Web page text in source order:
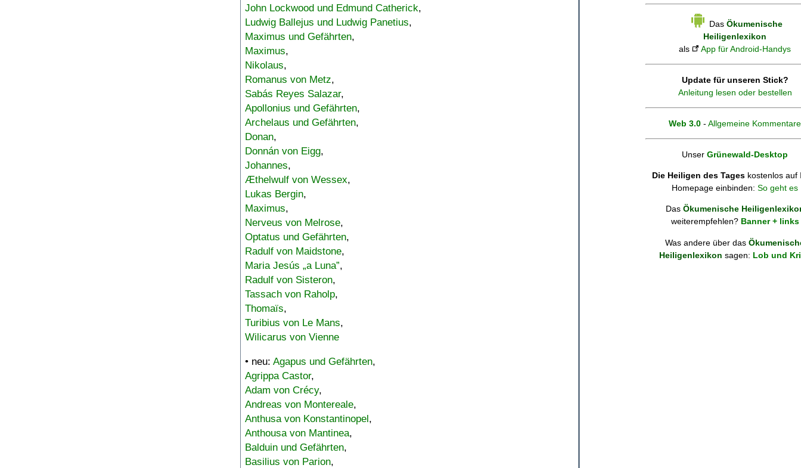
John Lockwood und Edmund Catherick,
Ludwig Ballejus und Ludwig Panetius,
Maximus und Gefährten,
Maximus,
Nikolaus,
Romanus von Metz,
Sabás Reyes Salazar,
Apollonius und Gefährten,
Archelaus und Gefährten,
Donan,
Donnán von Eigg,
Johannes,
Æthelwulf von Wessex,
Lukas Bergin,
Maximus,
Nerveus von Melrose,
Optatus und Gefährten,
Radulf von Maidstone,
Maria Jesús „a Luna”,
Radulf von Sisteron,
Tassach von Raholp,
Thomaïs,
Turibius von Le Mans,
Wilicarus von Vienne
• neu: Agapus und Gefährten,
Agrippa Castor,
Adam von Crécy,
Andreas von Montereale,
Anthusa von Konstantinopel,
Anthousa von Mantinea,
Balduin und Gefährten,
Basilius von Parion,
Das Ökumenische
Heiligenlexikon
als
App für Android-Handys
Update für unseren Stick?
Anleitung lesen oder bestellen
Web 3.0 - Allgemeine Kommentare
Unser Grünewald-Desktop
Die Heiligen des Tages kostenlos auf
Homepage einbinden: So geht es
Das Ökumenische
weiterempfehlen? Banner + links
Was andere über das
Heiligenlexikon sagen: Lob und